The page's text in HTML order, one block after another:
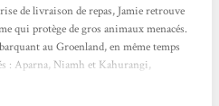
de livraison de repas, Jamie retrouve
qui protège de gros animaux menacés.
au Groenland, en même temps
: Aparna, Niamh et Kahurangi,
vivent… des kaijus. Et de les protéger